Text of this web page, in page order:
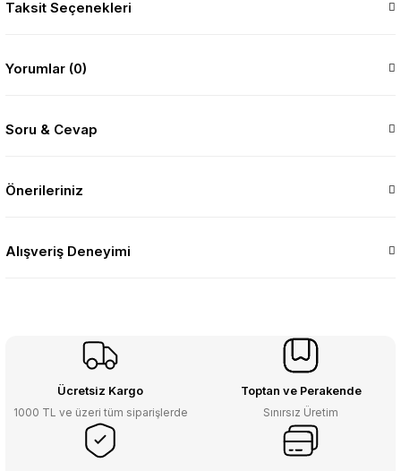
Taksit Seçenekleri
Yorumlar (0)
Soru & Cevap
Önerileriniz
Alışveriş Deneyimi
Ücretsiz Kargo
1000 TL ve üzeri tüm siparişlerde
Toptan ve Perakende
Sınırsız Üretim